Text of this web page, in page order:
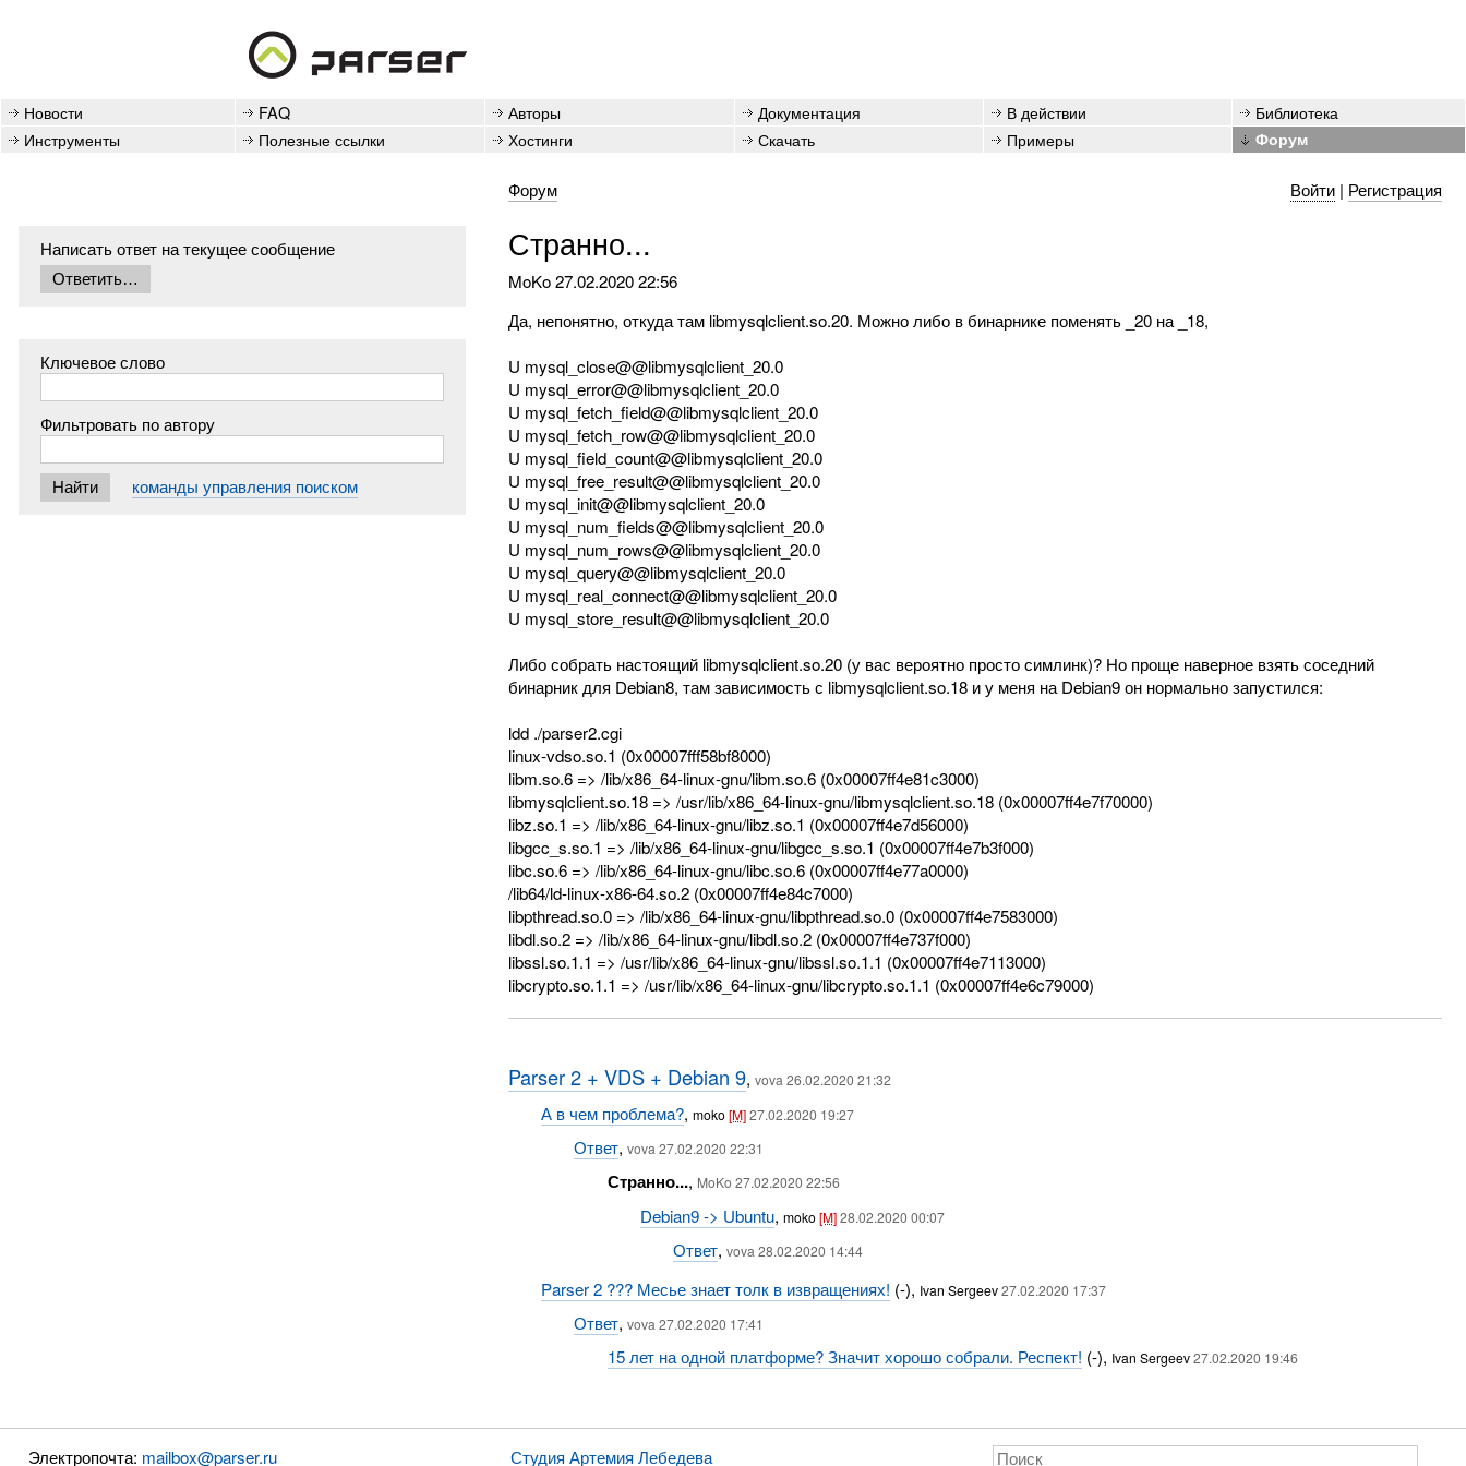
Новости FAQ Авторы Документация В действии
Библиотека
Инструменты
Полезные ссылки Хостинги Скачать Примеры Форум
Форум Войти| Регистрация
Написать ответ на текущее сообщение
Ключевое слово
Фильтровать по автору
команды управления поиском
Странно...
MoKo27.02.2020 22:56
Да, непонятно, откуда там libmysqlclient.so.20. Можно либо в бинарнике поменять _20 на _18,
U mysql_close@@libmysqlclient_20.0
U mysql_error@@libmysqlclient_20.0
U mysql_fetch_field@@libmysqlclient_20.0
U mysql_fetch_row@@libmysqlclient_20.0
U mysql_field_count@@libmysqlclient_20.0
U mysql_free_result@@libmysqlclient_20.0
U mysql_init@@libmysqlclient_20.0
U mysql_num_fields@@libmysqlclient_20.0
U mysql_num_rows@@libmysqlclient_20.0
U mysql_query@@libmysqlclient_20.0
U mysql_real_connect@@libmysqlclient_20.0
U mysql_store_result@@libmysqlclient_20.0
Либо собрать настоящий libmysqlclient.so.20 (у вас вероятно просто симлинк)? Но проще наверное взять соседний
бинарник для Debian8, там зависимость с libmysqlclient.so.18 и у меня на Debian9 он нормально запустился:
ldd ./parser2.cgi
linux-vdso.so.1 (0x00007fff58bf8000)
libm.so.6 => /lib/x86_64-linux-gnu/libm.so.6 (0x00007ff4e81c3000)
libmysqlclient.so.18 => /usr/lib/x86_64-linux-gnu/libmysqlclient.so.18 (0x00007ff4e7f70000)
libz.so.1 => /lib/x86_64-linux-gnu/libz.so.1 (0x00007ff4e7d56000)
libgcc_s.so.1 => /lib/x86_64-linux-gnu/libgcc_s.so.1 (0x00007ff4e7b3f000)
libc.so.6 => /lib/x86_64-linux-gnu/libc.so.6 (0x00007ff4e77a0000)
/lib64/ld-linux-x86-64.so.2 (0x00007ff4e84c7000)
libpthread.so.0 => /lib/x86_64-linux-gnu/libpthread.so.0 (0x00007ff4e7583000)
libdl.so.2 => /lib/x86_64-linux-gnu/libdl.so.2 (0x00007ff4e737f000)
libssl.so.1.1 => /usr/lib/x86_64-linux-gnu/libssl.so.1.1 (0x00007ff4e7113000)
libcrypto.so.1.1 => /usr/lib/x86_64-linux-gnu/libcrypto.so.1.1 (0x00007ff4e6c79000)
Parser 2 + VDS + Debian 9, vova 26.02.2020 21:32
А в чем проблема?, moko[M]27.02.2020 19:27
Ответ,vova 27.02.2020 22:31
Странно..., MoKo 27.02.2020 22:56
Debian9 -> Ubuntu,moko[M]28.02.2020 00:07
Ответ,vova 28.02.2020 14:44
Parser 2 ??? Месье знает толк в извращениях! (-), Ivan Sergeev27.02.2020 17:37
Ответ,vova 27.02.2020 17:41
15 лет на одной платформе? Значит хорошо собрали. Респект! (-), Ivan Sergeev27.02.2020 19:46
Электропочта: mailbox@parser.ru Студия Артемия Лебедева